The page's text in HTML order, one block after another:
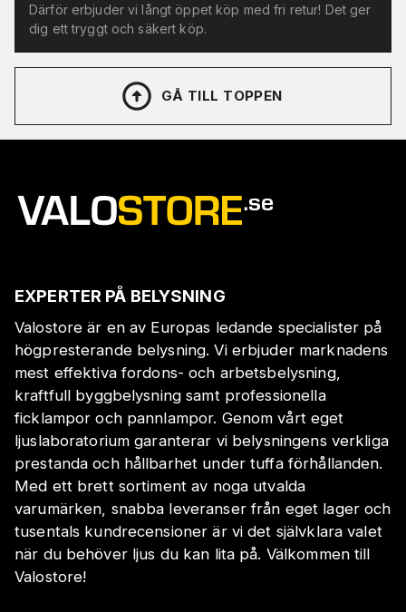
Därför erbjuder vi långt öppet köp med fri retur! Det ger
dig ett tryggt och säkert köp.
GÅ TILL TOPPEN
EXPERTER PÅ BELYSNING
Valostore är en av Europas ledande specialister på
högpresterande belysning. Vi erbjuder marknadens
mest effektiva fordons- och arbetsbelysning,
kraftfull byggbelysning samt professionella
ficklampor och pannlampor. Genom vårt eget
ljuslaboratorium garanterar vi belysningens verkliga
prestanda och hållbarhet under tuffa förhållanden.
Med ett brett sortiment av noga utvalda
varumärken, snabba leveranser från eget lager och
tusentals kundrecensioner är vi det självklara valet
när du behöver ljus du kan lita på. Välkommen till
Valostore!